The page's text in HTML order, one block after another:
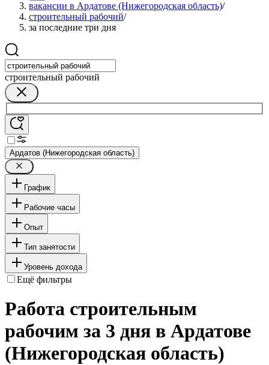
вакансии в Ардатове (Нижегородская область)/
строительный рабочий/
за последние три дня
строительный рабочий
Ардатов (Нижегородская область)
График
Рабочие часы
Опыт
Тип занятости
Уровень дохода
Ещё фильтры
Работа строительным
рабочим за 3 дня в Ардатове
(Нижегородская область)